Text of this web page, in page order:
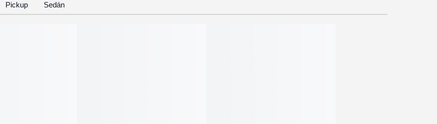
Pickup Sedán